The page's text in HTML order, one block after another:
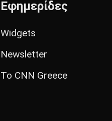
Εφημερίδες
Widgets
Newsletter
Το CNN Greece